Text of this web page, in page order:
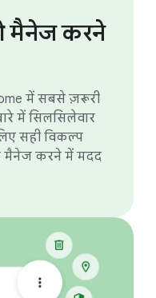
मैनेज करने
में सबसे ज़रूरी
में सिलसिलेवार
सही विकल्प
मैनेज करने में मदद